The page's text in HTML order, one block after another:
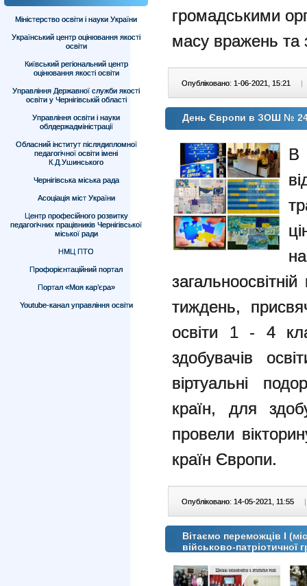
Міністерство освіти і науки України
Український центр оцінювання якості
освіти
Київський регіональний центр
оцінювання якості освіти
Управління Державної служби якості
освіти у Чернігівській області
Управління освіти і науки
облдержадміністрації
Обласний інститут післядипломної
педагогічної освіти імені
К.Д.Ушинського
Чернігівська міська рада
Асоціація міст України
Центр професійного розвитку
педагогічних працівників Чернігівської
міської ради
НМЦ ПТО
Профорієнтаційний портал
Портал «Моя кар’єра»
Youtube-канал управління освіти
громадськими
масу вражень та
Опубліковано: 1-06-2021, 15:21 |
День Європи в ЗОШ №
В
тиждень,
освіти 1 - 4
здобувачів
віртуальні
країн, для
провели
країн Європи.
Опубліковано: 14-05-2021, 11:55 |
Вітаємо переможців І
військово-патріотичної